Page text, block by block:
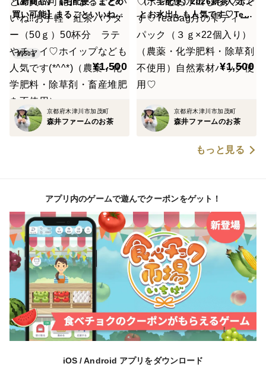
買い可能】まるごといいね‼
ｇ）50杯分 ラテやチャイ♡
ホイップなども人気です(*^^
*)（農薬・化学肥料・除草
剤・畜産堆肥を不使用）
約50g
¥1,500
京都府木津川市加茂町
森井ファームのお茶
とお水出しも人気です♡Tea
ｇ×22個入り）（農薬・化学
肥料・除草剤不使用）自然素
材パック使用♡
¥1,500
京都府木津川市加茂町
森井ファームのお茶
もっと見る
アプリ内のゲームで遊んでクーポンをゲット！
iOS / Android アプリをダウンロード